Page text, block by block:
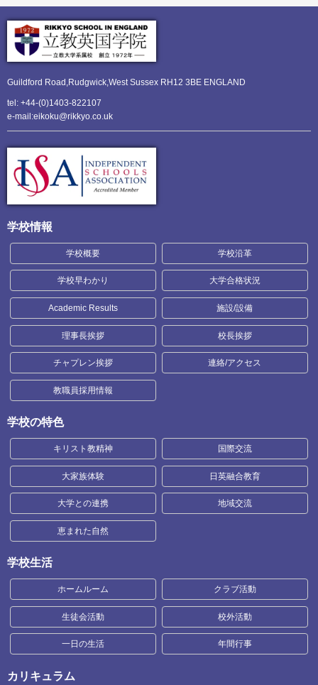
Guildford Road,Rudgwick,West Sussex RH12 3BE ENGLAND
tel: +44-(0)1403-822107
e-mail:eikoku@rikkyo.co.uk
学校情報
学校概要 学校沿革
学校早わかり 大学合格状況
Academic Results 施設/設備
理事長挨拶 校長挨拶
チャプレン挨拶 連絡/アクセス
教職員採用情報
学校の特色
キリスト教精神 国際交流
大家族体験 日英融合教育
大学との連携 地域交流
恵まれた自然
学校生活
ホームルーム クラブ活動
生徒会活動 校外活動
一日の生活 年間行事
カリキュラム